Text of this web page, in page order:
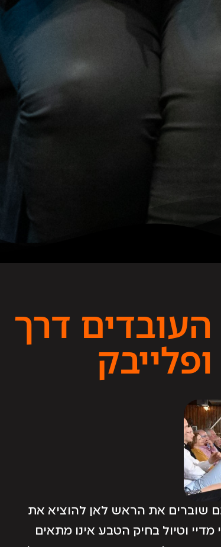
דרך
שוברים את הראש לאן להוציא את
וטיול בחיק הטבע אינו מתאים